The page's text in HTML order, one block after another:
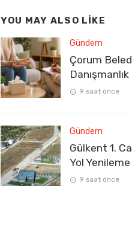
YOU MAY ALSO LIKE
Gündem
Çorum
9 saat önce
Gündem
Gülkent 1.
Yol Yenileme
9 saat önce